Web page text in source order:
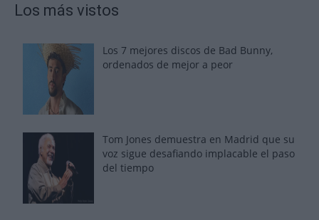
Los más vistos
Los 7 mejores discos de Bad Bunny,
ordenados de mejor a peor
Tom Jones demuestra en Madrid que su
voz sigue desafiando implacable el paso
del tiempo